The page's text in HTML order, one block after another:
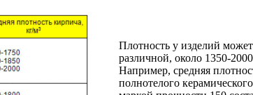
Плотность у изделий
различной, около 1350-
Например, средняя
полнотелого